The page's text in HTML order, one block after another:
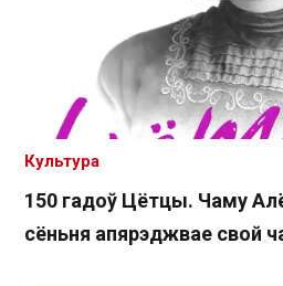
150 гадоў Цётцы. Чаму
сёньня апярэджвае свой
Культура